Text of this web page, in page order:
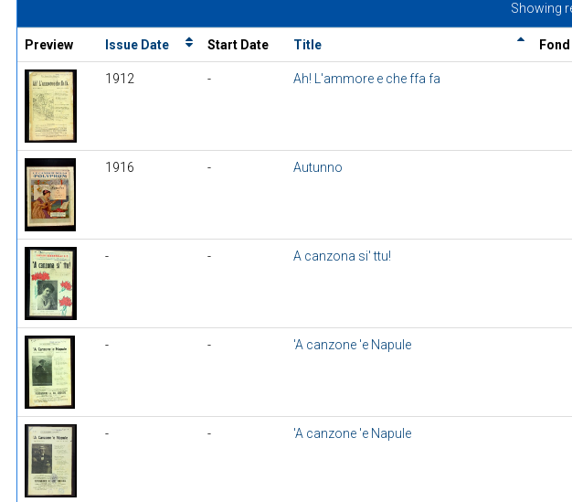
Showing
Preview Issue Date Start Date Title
1912 - Ah! L'ammore e che ffa fa
1916 - Autunno
- - A canzona si' ttu!
- - 'A canzone 'e Napule
- - 'A canzone 'e Napule